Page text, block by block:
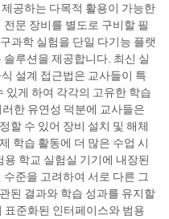
공하는 다목적 활용이 가능한
문 장비를 별도로 구비할 필
과학 실험을 단일 다기능 플랫
루션을 제공합니다. 최신 실
설계 접근법은 교사들이 특
있게 하여 각각의 고유한 학습
한 유연성 덕분에 교사들은
할 수 있어 장비 설치 및 해체
학습 활동에 더 많은 수업 시
학교 실험실 기기에 내장된
준을 고려하여 서로 다른 그
된 결과와 학습 성과를 유지할
표준화된 인터페이스와 범용